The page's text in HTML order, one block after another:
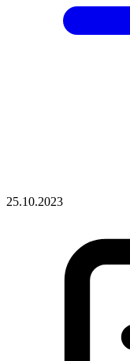
25.10.2023